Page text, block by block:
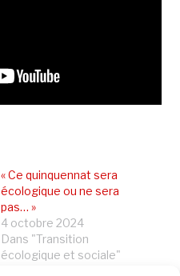
« Ce quinquennat sera
écologique ou ne sera
pas… »
4 octobre 2024
Dans "Transition
écologique et sociale"